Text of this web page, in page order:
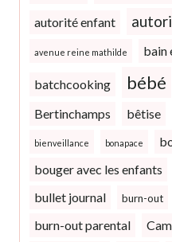
autorité enfant
avenue reine mathilde bain
batchcooking bébé
Bertinchamps bêtise
bienveillance bonapace
bouger avec les enfants
bullet journal
burn-out
burn-out parental